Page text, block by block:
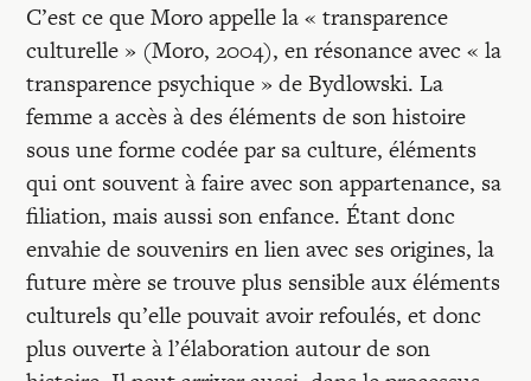
C’est ce que Moro appelle la « transparence
culturelle » (Moro, 2004), en résonance avec « la
transparence psychique » de Bydlowski. La
femme a accès à des éléments de son histoire
sous une forme codée par sa culture, éléments
qui ont souvent à faire avec son appartenance, sa
filiation, mais aussi son enfance. Étant donc
envahie de souvenirs en lien avec ses origines, la
future mère se trouve plus sensible aux éléments
culturels qu’elle pouvait avoir refoulés, et donc
plus ouverte à l’élaboration autour de son